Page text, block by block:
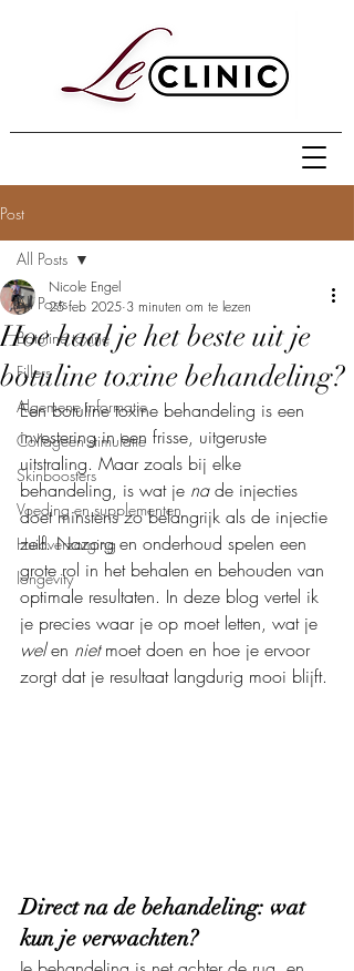
Post
All Posts
Botuline toxine
Fillers
Algemene informatie
Collageen stimulatie
Skinboosters
Voeding en supplementen
Huidverzorging
longevity
All Posts
Hoe haal je het beste uit je
botuline toxine behandeling?
Nicole Engel
25 feb 2025 3 minuten om te lezen
Een botuline toxine behandeling is een
investering in een frisse, uitgeruste
uitstraling. Maar zoals bij elke
behandeling, is wat je na de injecties
doet minstens zo belangrijk als de injectie
zelf. Nazorg en onderhoud spelen een
grote rol in het behalen en behouden van
optimale resultaten. In deze blog vertel ik
je precies waar je op moet letten, wat je
wel en niet moet doen en hoe je ervoor
zorgt dat je resultaat langdurig mooi blijft.
Direct na de behandeling: wat
kun je verwachten?